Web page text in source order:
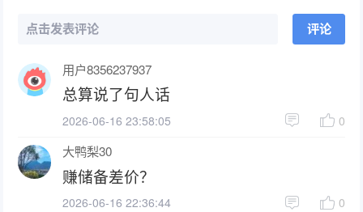
点击发表评论 评论
用户8356237937
总算说了句人话
2026-06-16 23:58:05 0
大鸭梨30
赚储备差价？
2026-06-16 22:36:44 0